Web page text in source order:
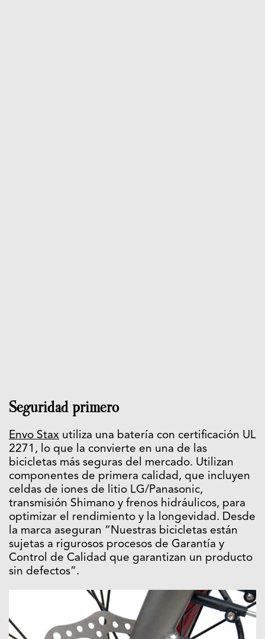
Seguridad primero
Envo Stax utiliza una batería con certificación UL
2271, lo que la convierte en una de las
bicicletas más seguras del mercado. Utilizan
componentes de primera calidad, que incluyen
celdas de iones de litio LG/Panasonic,
transmisión Shimano y frenos hidráulicos, para
optimizar el rendimiento y la longevidad. Desde
la marca aseguran “Nuestras bicicletas están
sujetas a rigurosos procesos de Garantía y
Control de Calidad que garantizan un producto
sin defectos”.